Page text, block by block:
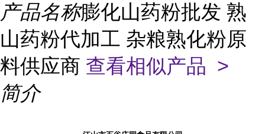
产品名称膨化山药粉批发 熟
山药粉代加工 杂粮熟化粉原
料供应商 查看相似产品 >
简介